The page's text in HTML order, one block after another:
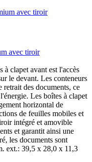
avec tiroir
à clapet avant est l'accès
le devant. Les conteneurs
retrait des documents, ce
Les boîtes à clapet
horizontal de
de feuilles mobiles et
intégré et amovible
et garantit ainsi une
les documents sont
ext.: 39,5 x 28,0 x 11,3